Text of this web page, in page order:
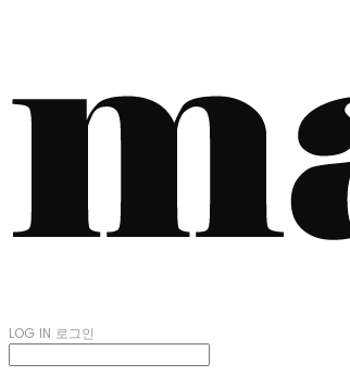
LOG IN 로그인